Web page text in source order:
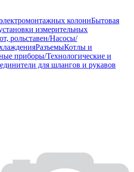
колоннБытовая
измерительных
рольставен/Насосы/
РазъемыКотлы и
приборы/Технологические и
для шлангов и рукавов